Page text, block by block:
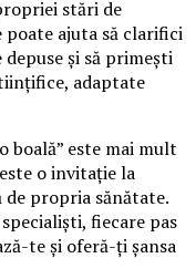
stări de
poate ajuta să clarifici
și să primești
adaptate
boală” este mai mult
o invitație la
propria sănătate.
fiecare pas
te și oferă-ți șansa